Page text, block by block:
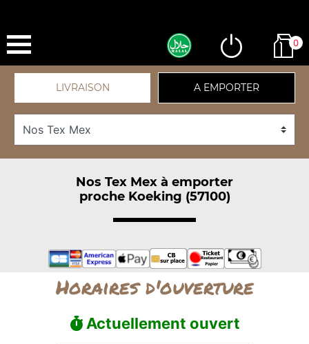
0
LIVRAISON A EMPORTER
Nos Tex Mex à emporter
proche Koeking (57100)
Horaires d'ouverture
Actuellement ouvert